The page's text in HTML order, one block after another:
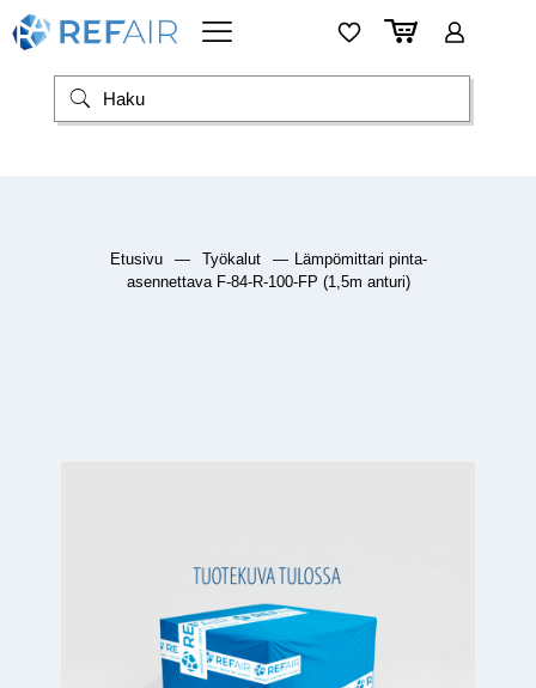
Etusivu — Työkalut — Lämpömittari pinta-
asennettava F-84-R-100-FP (1,5m anturi)